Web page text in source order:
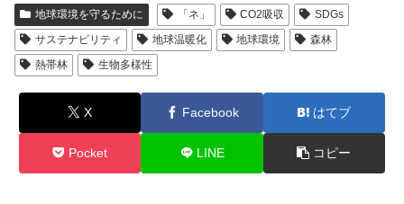
地球環境を守るために 「ネ」 CO2吸収
SDGs
サステナビリティ
地球温暖化 地球環境
森林
熱帯林
生物多様性
X Facebook はてブ
Pocket LINE コピー